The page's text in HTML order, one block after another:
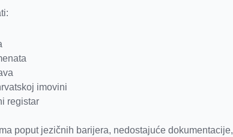
imovini
registar
poput jezičnih barijera, nedostajuće dokumentacije,